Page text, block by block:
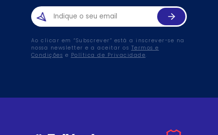
Ao clicar em “Subscrever” está a inscrever-se na
nossa newsletter e a aceitar os Termos e
Condições e Política de Privacidade.